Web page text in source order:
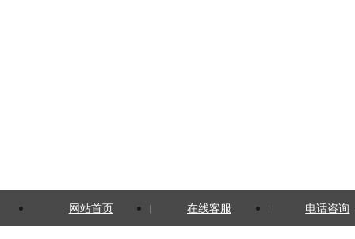
网站首页 在线客服 电话咨询